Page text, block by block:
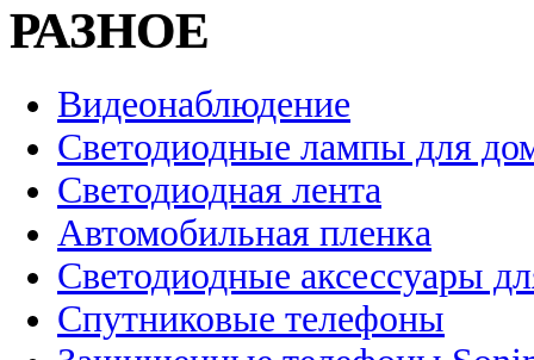
РАЗНОЕ
Видеонаблюдение
Светодиодные лампы для
Светодиодная лента
Автомобильная пленка
Светодиодные аксессуары
Спутниковые телефоны